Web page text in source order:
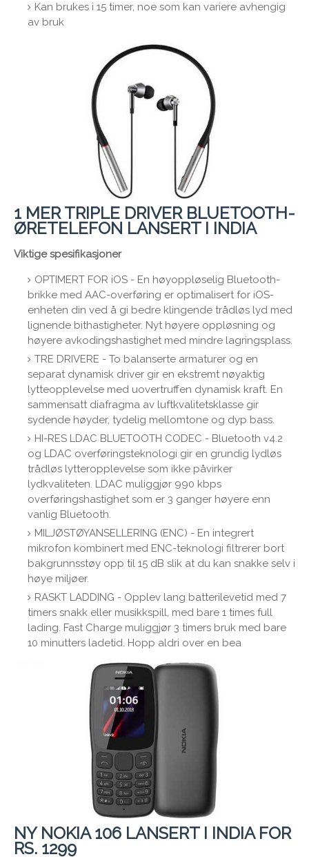
Kan brukes i 15 timer, noe som kan variere avhengig
av bruk
1 MER TRIPLE DRIVER BLUETOOTH-
ØRETELEFON LANSERT I INDIA
Viktige spesifikasjoner
OPTIMERT FOR iOS - En høyoppløselig Bluetooth-
brikke med AAC-overføring er optimalisert for iOS-
enheten din ved å gi bedre klingende trådløs lyd med
lignende bithastigheter. Nyt høyere oppløsning og
høyere avkodingshastighet med mindre lagringsplass.
TRE DRIVERE - To balanserte armaturer og en
separat dynamisk driver gir en ekstremt nøyaktig
lytteopplevelse med uovertruffen dynamisk kraft. En
sammensatt diafragma av luftkvalitetsklasse gir
sydende høyder, tydelig mellomtone og dyp bass.
HI-RES LDAC BLUETOOTH CODEC - Bluetooth v4.2
og LDAC overføringsteknologi gir en grundig lydløs
trådløs lytteropplevelse som ikke påvirker
lydkvaliteten. LDAC muliggjør 990 kbps
overføringshastighet som er 3 ganger høyere enn
vanlig Bluetooth.
MILJØSTØYANSELLERING (ENC) - En integrert
mikrofon kombinert med ENC-teknologi filtrerer bort
bakgrunnsstøy opp til 15 dB slik at du kan snakke selv i
høye miljøer.
RASKT LADDING - Opplev lang batterilevetid med 7
timers snakk eller musikkspill, med bare 1 times full
lading. Fast Charge muliggjør 3 timers bruk med bare
10 minutters ladetid. Hopp aldri over en bea
NY NOKIA 106 LANSERT I INDIA FOR
RS. 1299